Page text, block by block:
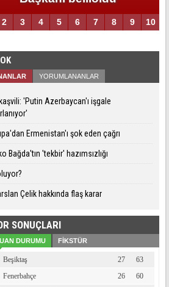
2 3 4 5 6 7 8 9 10
YORUMLANANLAR
'Putin Azerbaycan'ı işgale
Ermenistan'ı şok eden çağrı
Bağda'tın 'tekbir' hazımsızlığı
Çelik hakkında flaş karar
SONUÇLARI
DURUMU FİKSTÜR
Beşiktaş 27
63
Fenerbahçe
26
60